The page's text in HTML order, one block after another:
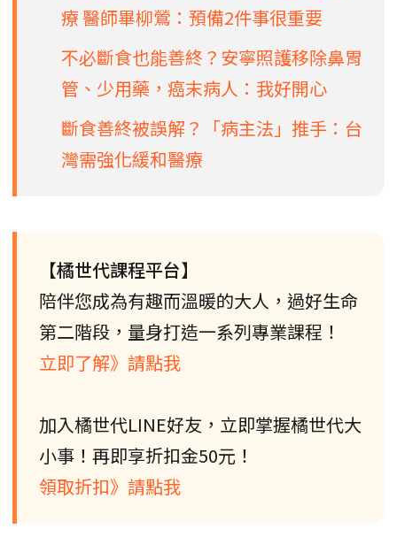
療 醫師畢柳鶯：預備2件事很重要
不必斷食也能善終？安寧照護移除鼻胃
管、少用藥，癌末病人：我好開心
斷食善終被誤解？「病主法」推手：台
灣需強化緩和醫療
【橘世代課程平台】
陪伴您成為有趣而溫暖的大人，過好生命
第二階段，量身打造一系列專業課程！
立即了解》請點我
加入橘世代LINE好友，立即掌握橘世代大
小事！再即享折扣金50元！
領取折扣》請點我